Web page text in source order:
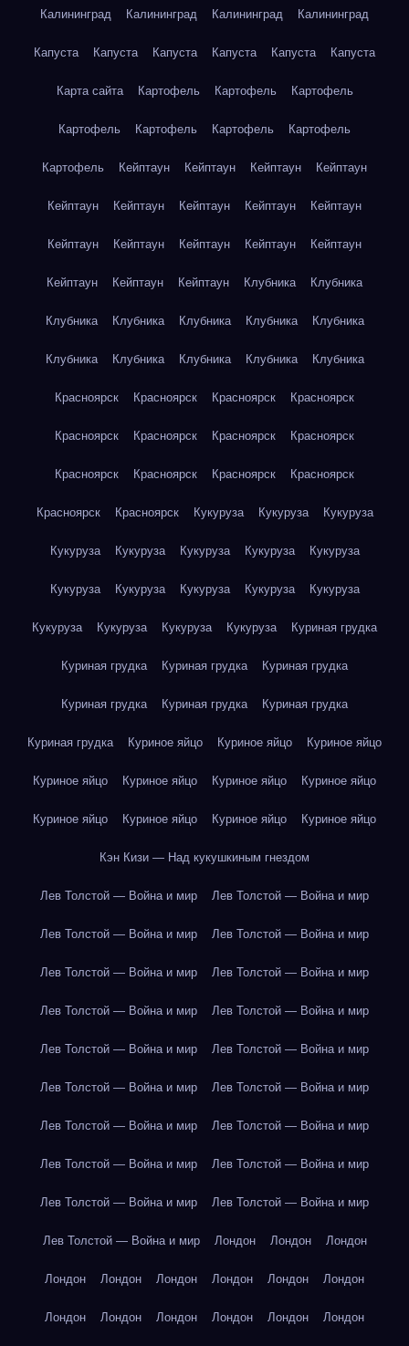
Калининград Калининград Калининград Калининград
Капуста Капуста Капуста Капуста Капуста Капуста
Карта сайта Картофель Картофель Картофель
Картофель Картофель Картофель Картофель
Картофель Кейптаун Кейптаун Кейптаун Кейптаун
Кейптаун Кейптаун Кейптаун Кейптаун Кейптаун
Кейптаун Кейптаун Кейптаун Кейптаун Кейптаун
Кейптаун Кейптаун Кейптаун Клубника Клубника
Клубника Клубника Клубника Клубника Клубника
Клубника Клубника Клубника Клубника Клубника
Красноярск Красноярск Красноярск Красноярск
Красноярск Красноярск Красноярск Красноярск
Красноярск Красноярск Красноярск Красноярск
Красноярск Красноярск Кукуруза Кукуруза Кукуруза
Кукуруза Кукуруза Кукуруза Кукуруза Кукуруза
Кукуруза Кукуруза Кукуруза Кукуруза Кукуруза
Кукуруза Кукуруза Кукуруза Кукуруза Куриная грудка
Куриная грудка Куриная грудка Куриная грудка
Куриная грудка Куриная грудка Куриная грудка
Куриная грудка Куриное яйцо Куриное яйцо Куриное яйцо
Куриное яйцо Куриное яйцо Куриное яйцо Куриное яйцо
Куриное яйцо Куриное яйцо Куриное яйцо Куриное яйцо
Кэн Кизи — Над кукушкиным гнездом
Лев Толстой — Война и мир Лев Толстой — Война и мир
Лев Толстой — Война и мир Лев Толстой — Война и мир
Лев Толстой — Война и мир Лев Толстой — Война и мир
Лев Толстой — Война и мир Лев Толстой — Война и мир
Лев Толстой — Война и мир Лев Толстой — Война и мир
Лев Толстой — Война и мир Лев Толстой — Война и мир
Лев Толстой — Война и мир Лев Толстой — Война и мир
Лев Толстой — Война и мир Лев Толстой — Война и мир
Лев Толстой — Война и мир Лев Толстой — Война и мир
Лев Толстой — Война и мир Лондон Лондон Лондон
Лондон Лондон Лондон Лондон Лондон Лондон
Лондон Лондон Лондон Лондон Лондон Лондон